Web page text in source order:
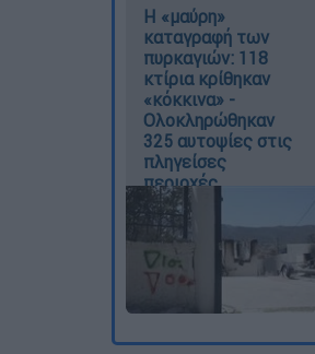
Η «μαύρη»
καταγραφή των
πυρκαγιών: 118
κτίρια κρίθηκαν
«κόκκινα» -
Ολοκληρώθηκαν
325 αυτοψίες στις
πληγείσες
περιοχές